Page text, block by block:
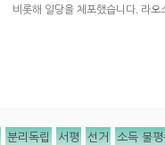
비롯해 일당을 체포했습니다. 라
분리독립 서평 선거 소득 불